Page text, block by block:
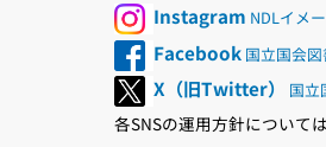
Instagram NDLイメ
Facebook 国立国会図
X（旧Twitter） 国
各SNSの運用方針については